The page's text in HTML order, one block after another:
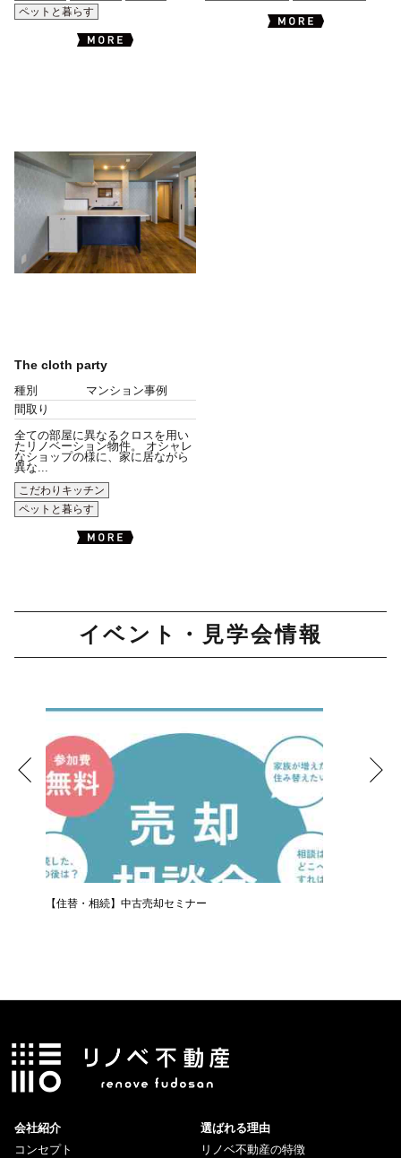
ペットと暮らす
The cloth party
種別
マンション事例
間取り
全ての部屋に異なるクロスを用い
たリノベーション物件。 オシャレ
なショップの様に、家に居ながら
異な...
こだわりキッチン
ペットと暮らす
イベント・見学会情報
【住替・相続】中古売却セミナー
会社紹介
コンセプト
選ばれる理由
リノベ不動産の特徴